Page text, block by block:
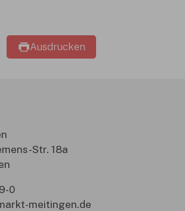
Ausdrucken
Str. 18a
0
meitingen.de